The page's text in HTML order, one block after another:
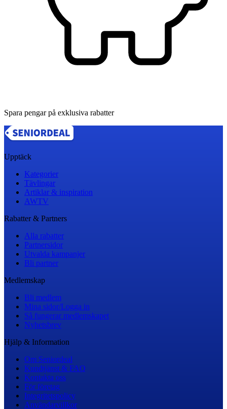
Spara pengar på exklusiva rabatter
Upptäck
Kategorier
Tävlingar
Artiklar & inspiration
AWTV
Rabatter & Partners
Alla rabatter
Partnersidor
Utvalda kampanjer
Bli partner
Medlemskap
Bli medlem
Mina sidor/Logga in
Så fungerar medlemskapet
Nyhetsbrev
Hjälp & Information
Om Seniordeal
Kundtjänst & FAQ
Kontakta oss
För företag
Integritetspolicy
Användarvillkor